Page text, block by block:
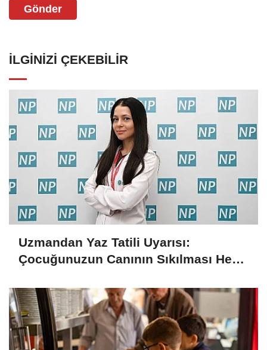
Gönder
İLGINIZI ÇEKEBILIR
Uzmandan Yaz Tatili Uyarısı:
Çocuğunuzun Canının Sıkılması Her